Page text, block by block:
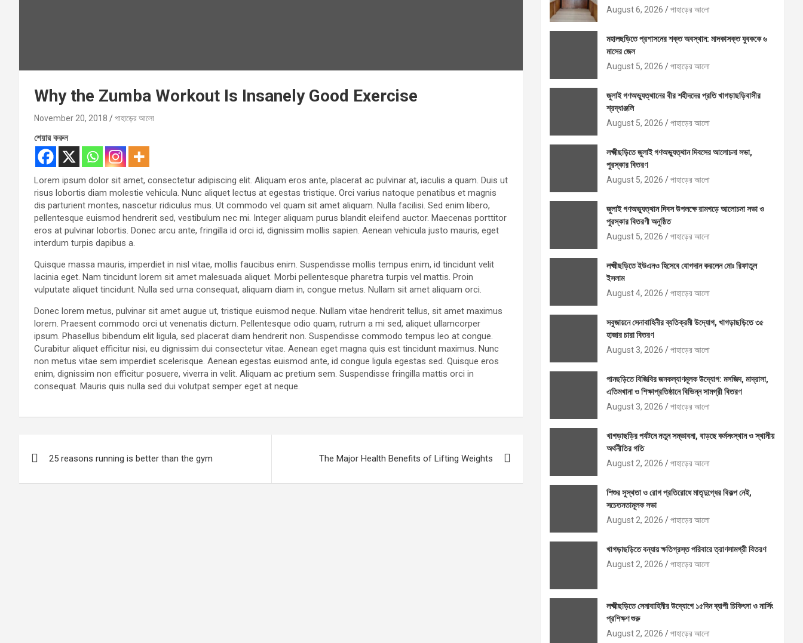
Why the Zumba Workout Is Insanely Good Exercise
November 20, 2018 পাহাড়ের আলো
শেয়ার করুন
Lorem ipsum dolor sit amet, consectetur adipiscing elit. Aliquam eros ante, placerat ac pulvinar at, iaculis a quam. Duis ut
risus lobortis diam molestie vehicula. Nunc aliquet lectus at egestas tristique. Orci varius natoque penatibus et magnis
dis parturient montes, nascetur ridiculus mus. Ut commodo vel quam sit amet aliquam. Nulla facilisi. Sed enim libero,
pellentesque euismod hendrerit sed, vestibulum nec mi. Integer aliquam purus blandit eleifend auctor. Maecenas porttitor
eros at pulvinar lobortis. Donec arcu ante, fringilla id orci id, dignissim mollis sapien. Aenean vehicula justo mauris, eget
interdum turpis dapibus a.
Quisque massa mauris, imperdiet in nisl vitae, mollis faucibus enim. Suspendisse mollis tempus enim, id tincidunt velit
lacinia eget. Nam tincidunt lorem sit amet malesuada aliquet. Morbi pellentesque pharetra turpis vel mattis. Proin
vulputate aliquet tincidunt. Nulla sed urna consequat, aliquam diam in, congue metus. Nullam sit amet aliquam orci.
Donec lorem metus, pulvinar sit amet augue ut, tristique euismod neque. Nullam vitae hendrerit tellus, sit amet maximus
lorem. Praesent commodo orci ut venenatis dictum. Pellentesque odio quam, rutrum a mi sed, aliquet ullamcorper
ipsum. Phasellus bibendum elit ligula, sed placerat diam hendrerit non. Suspendisse commodo tempus leo at congue.
Curabitur aliquet efficitur nisi, eu dignissim dui consectetur vitae. Aenean eget magna quis est tincidunt maximus. Nunc
non metus vitae sem imperdiet scelerisque. Aenean egestas euismod ante, id congue ligula egestas sed. Quisque eros
enim, dignissim non efficitur posuere, viverra in velit. Aliquam ac pretium sem. Suspendisse fringilla mattis orci in
consequat. Mauris quis nulla sed dui volutpat semper eget at neque.
25 reasons running is better than the gym The Major Health Benefits of Lifting Weights
August 6, 2026
পাহাড়ের আলো
মহালছড়িতে প্রশাসনের শক্ত অবস্থান: মাদকাসক্ত যুবককে ৬
মাসের জেল
August 5, 2026
পাহাড়ের আলো
জুলাই গণঅভ্যুত্থানের বীর শহীদদের প্রতি খাগড়াছড়িবাসীর
শ্রদ্ধাঞ্জলি
August 5, 2026
পাহাড়ের আলো
লক্ষ্মীছড়িতে জুলাই গণঅভ্যুত্থান দিবসের আলোচনা সভা,
পুরস্কার বিতরণ
August 5, 2026
পাহাড়ের আলো
জুলাই গণঅভ্যুত্থান দিবস উপলক্ষে রামগড়ে আলোচনা সভা ও
পুরস্কার বিতরণী অনুষ্ঠিত
August 5, 2026
পাহাড়ের আলো
লক্ষ্মীছড়িতে ইউএনও হিসেবে যোগদান করলেন মোঃ রিফাতুল
ইসলাম
August 4, 2026
পাহাড়ের আলো
সবুজায়নে সেনাবাহিনীর ব্যতিক্রমী উদ্যোগ, খাগড়াছড়িতে ৩৫
হাজার চারা বিতরণ
August 3, 2026
পাহাড়ের আলো
পানছড়িতে বিজিবির জনকল্যাণমূলক উদ্যোগ: মসজিদ, মাদ্রাসা,
এতিমখানা ও শিক্ষাপ্রতিষ্ঠানে বিভিন্ন সামগ্রী বিতরণ
August 3, 2026
পাহাড়ের আলো
খাগড়াছড়ির পর্যটনে নতুন সম্ভাবনা, বাড়ছে কর্মসংস্থান ও স্থানীয়
অর্থনীতির গতি
August 2, 2026
পাহাড়ের আলো
শিশুর সুস্থতা ও রোগ প্রতিরোধে মাতৃদুগ্ধের বিকল্প নেই,
সচেতনতামূলক সভা
August 2, 2026
পাহাড়ের আলো
খাগড়াছড়িতে বন্যায় ক্ষতিগ্রস্ত পরিবারে ত্রাণসামগ্রী বিতরণ
August 2, 2026
পাহাড়ের আলো
লক্ষ্মীছড়িতে সেনাবাহিনীর উদ্যোগে ১৫দিন ব্যাপী চিকিৎসা ও নার্সিং
প্রশিক্ষণ শুরু
August 2, 2026
পাহাড়ের আলো